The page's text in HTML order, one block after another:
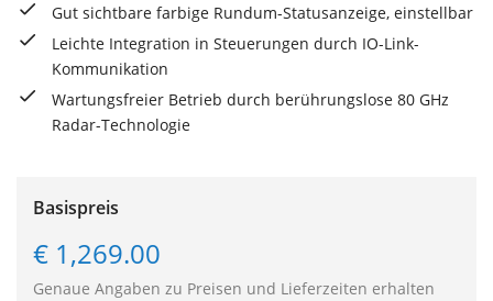
Gut sichtbare farbige Rundum-Statusanzeige, einstellbar
Leichte Integration in Steuerungen durch IO-Link-
Kommunikation
Wartungsfreier Betrieb durch berührungslose 80 GHz
Radar-Technologie
Basispreis
€ 1,269.00
Genaue Angaben zu Preisen und Lieferzeiten erhalten